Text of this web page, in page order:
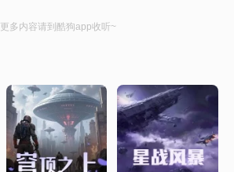
更多内容请到酷狗app收听~